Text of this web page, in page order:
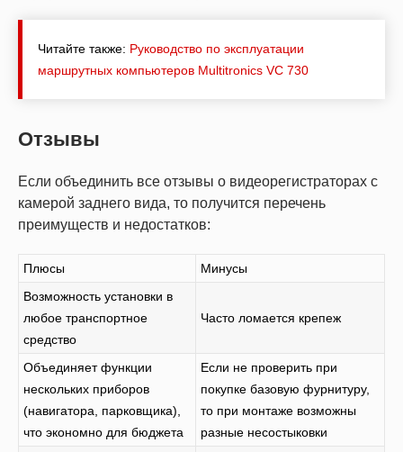
Читайте также: Руководство по эксплуатации
маршрутных компьютеров Мultitronics VC 730
Отзывы
Если объединить все отзывы о видеорегистраторах с
камерой заднего вида, то получится перечень
преимуществ и недостатков:
Плюсы
Минусы
Возможность установки в
любое транспортное
средство
Часто ломается крепеж
Объединяет функции
нескольких приборов
(навигатора, парковщика),
что экономно для бюджета
Если не проверить при
покупке базовую фурнитуру,
то при монтаже возможны
разные несостыковки